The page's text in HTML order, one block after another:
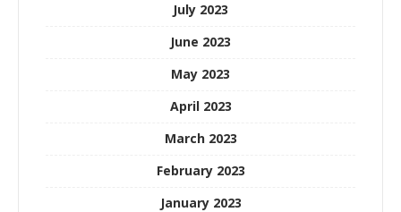
July 2023
June 2023
May 2023
April 2023
March 2023
February 2023
January 2023